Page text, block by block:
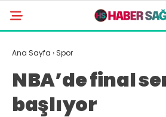
Ana Sayfa › Spor
NBA’de final
başlıyor